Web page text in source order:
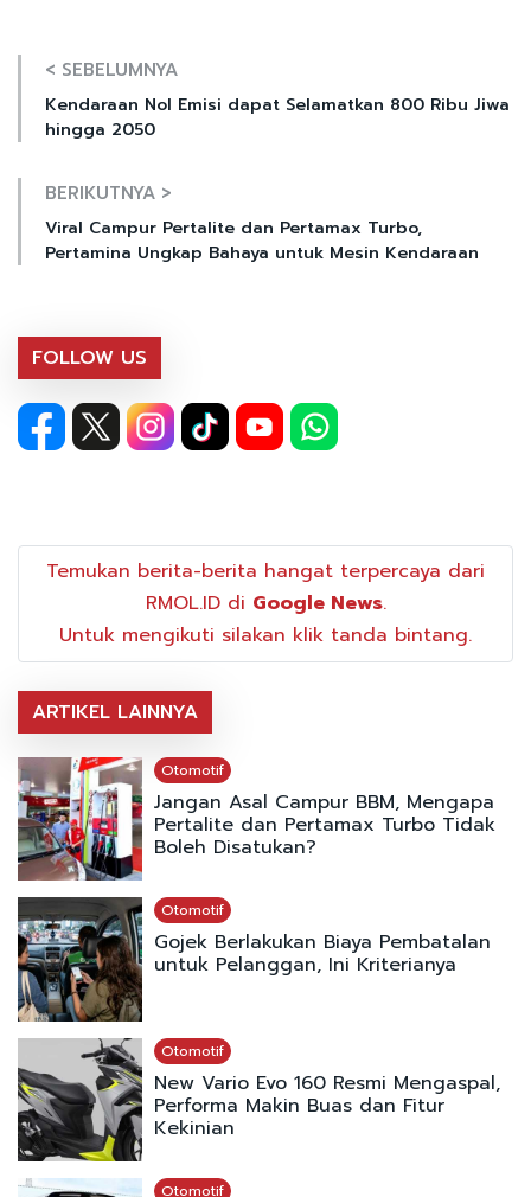
< SEBELUMNYA
Kendaraan Nol Emisi dapat Selamatkan 800 Ribu Jiwa
hingga 2050
BERIKUTNYA >
Viral Campur Pertalite dan Pertamax Turbo,
Pertamina Ungkap Bahaya untuk Mesin Kendaraan
FOLLOW US
Temukan berita-berita hangat terpercaya dari
RMOL.ID di Google News.
Untuk mengikuti silakan klik tanda bintang.
ARTIKEL LAINNYA
Otomotif
Jangan Asal Campur BBM, Mengapa
Pertalite dan Pertamax Turbo Tidak
Boleh Disatukan?
Otomotif
Gojek Berlakukan Biaya Pembatalan
untuk Pelanggan, Ini Kriterianya
Otomotif
New Vario Evo 160 Resmi Mengaspal,
Performa Makin Buas dan Fitur
Kekinian
Otomotif